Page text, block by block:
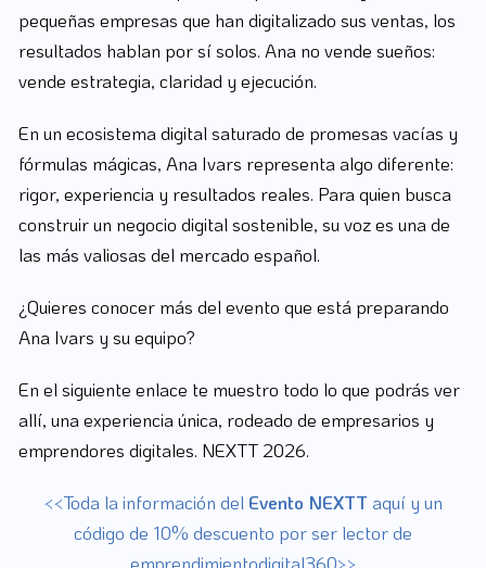
pequeñas empresas que han digitalizado sus ventas, los
resultados hablan por sí solos. Ana no vende sueños:
vende estrategia, claridad y ejecución.
En un ecosistema digital saturado de promesas vacías y
fórmulas mágicas, Ana Ivars representa algo diferente:
rigor, experiencia y resultados reales. Para quien busca
construir un negocio digital sostenible, su voz es una de
las más valiosas del mercado español.
¿Quieres conocer más del evento que está preparando
Ana Ivars y su equipo?
En el siguiente enlace te muestro todo lo que podrás ver
allí, una experiencia única, rodeado de empresarios y
emprendores digitales. NEXTT 2026.
<<Toda la información del Evento NEXTT aquí y un
código de 10% descuento por ser lector de
emprendimientodigital360>>